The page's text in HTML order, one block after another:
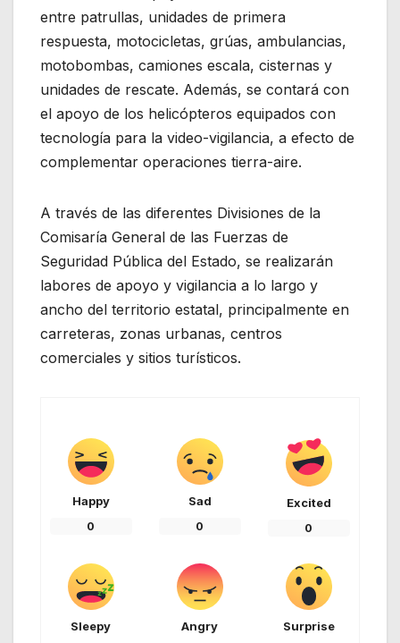
entre patrullas, unidades de primera
respuesta, motocicletas, grúas, ambulancias,
motobombas, camiones escala, cisternas y
unidades de rescate. Además, se contará con
el apoyo de los helicópteros equipados con
tecnología para la video-vigilancia, a efecto de
complementar operaciones tierra-aire.
A través de las diferentes Divisiones de la
Comisaría General de las Fuerzas de
Seguridad Pública del Estado, se realizarán
labores de apoyo y vigilancia a lo largo y
ancho del territorio estatal, principalmente en
carreteras, zonas urbanas, centros
comerciales y sitios turísticos.
Happy
0
Sad
0
Excited
0
Sleepy Angry Surprise